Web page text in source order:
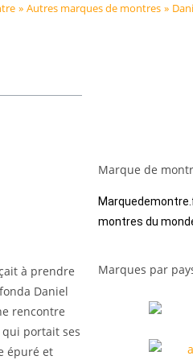
» Autres marques de montres »
à prendre
Daniel
rencontre
portait ses
épuré et
Marque de
montres du
Marques par